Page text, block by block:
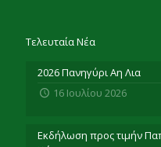
Τελευταία Νέα
2026 Πανηγύρι Αη Λια
16 Ιουλίου 2026
Εκδήλωση προς τιμήν